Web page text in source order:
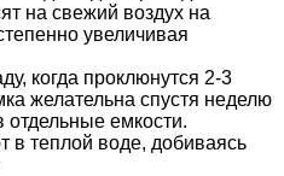
на свежий воздух на
увеличивая
когда проклюнутся 2-3
желательна спустя неделю
емкости.
в теплой воде, добиваясь